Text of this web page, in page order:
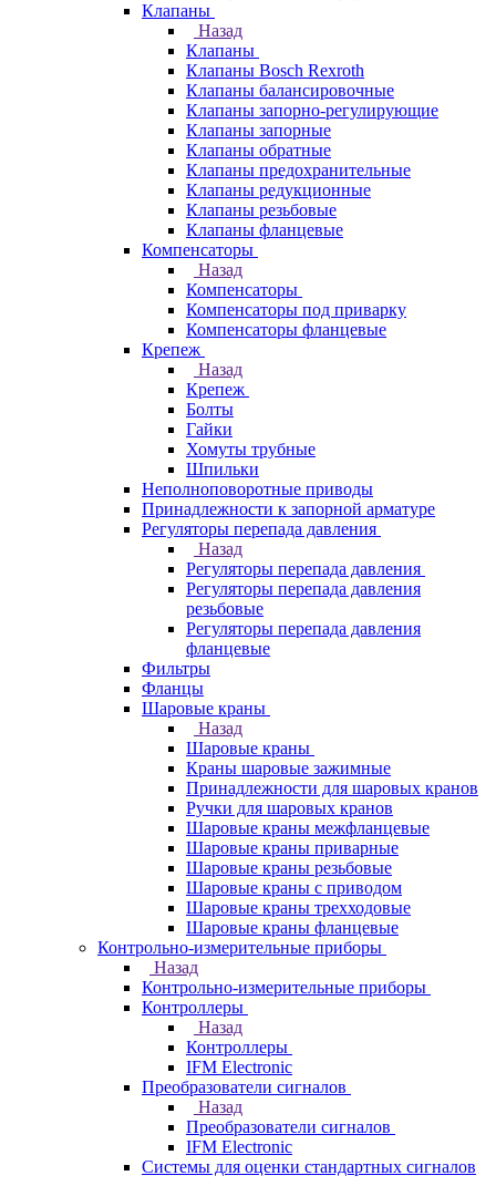
Клапаны
Назад
Клапаны
Клапаны Bosch Rexroth
Клапаны балансировочные
Клапаны запорно-регулирующие
Клапаны запорные
Клапаны обратные
Клапаны предохранительные
Клапаны редукционные
Клапаны резьбовые
Клапаны фланцевые
Компенсаторы
Назад
Компенсаторы
Компенсаторы под приварку
Компенсаторы фланцевые
Крепеж
Назад
Крепеж
Болты
Гайки
Хомуты трубные
Шпильки
Неполноповоротные приводы
Принадлежности к запорной арматуре
Регуляторы перепада давления
Назад
Регуляторы перепада давления
Регуляторы перепада давления
резьбовые
Регуляторы перепада давления
фланцевые
Фильтры
Фланцы
Шаровые краны
Назад
Шаровые краны
Краны шаровые зажимные
Принадлежности для шаровых кранов
Ручки для шаровых кранов
Шаровые краны межфланцевые
Шаровые краны приварные
Шаровые краны резьбовые
Шаровые краны с приводом
Шаровые краны трехходовые
Шаровые краны фланцевые
Контрольно-измерительные приборы
Назад
Контрольно-измерительные приборы
Контроллеры
Назад
Контроллеры
IFM Electronic
Преобразователи сигналов
Назад
Преобразователи сигналов
IFM Electronic
Системы для оценки стандартных сигналов